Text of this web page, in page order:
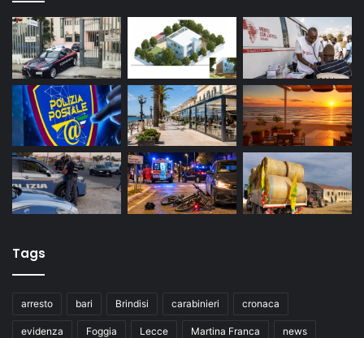
Tags
arresto bari Brindisi carabinieri cronaca
evidenza Foggia Lecce Martina Franca news